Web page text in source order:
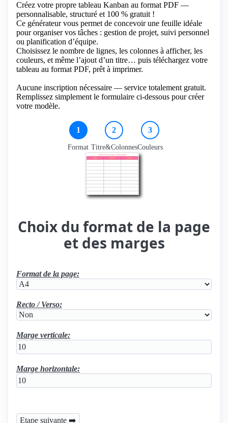
Créez votre propre tableau Kanban au format PDF —
personnalisable, structuré et 100 % gratuit !
Ce générateur vous permet de concevoir une feuille idéale
pour organiser vos tâches : gestion de projet, suivi personnel
ou planification d’équipe.
Choisissez le nombre de lignes, les colonnes à afficher, les
couleurs, et même l’ajout d’un titre… puis téléchargez votre
tableau au format PDF, prêt à imprimer.
Aucune inscription nécessaire — service totalement gratuit.
Remplissez simplement le formulaire ci-dessous pour créer
votre modèle.
1
Format
2
Titre&Colonnes
3
Couleurs
Choix du format de la page
et des marges
Format de la page:
Recto / Verso:
Marge verticale:
Marge horizontale: